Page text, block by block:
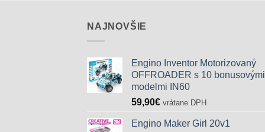
NAJNOVŠIE
Engino Inventor Motorizovaný
OFFROADER s 10 bonusovými
modelmi IN60
59,90€ vrátane DPH
Engino Maker Girl 20v1